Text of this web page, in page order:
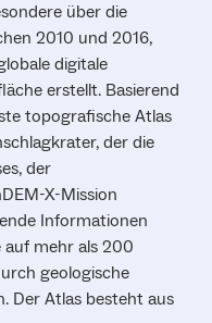
über die
2010 und 2016,
digitale
erstellt. Basierend
topografische Atlas
der die
der
X-Mission
Informationen
auf mehr als 200
geologische
Der Atlas besteht aus